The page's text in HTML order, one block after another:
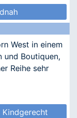
West in einem
und Boutiquen,
Reihe sehr